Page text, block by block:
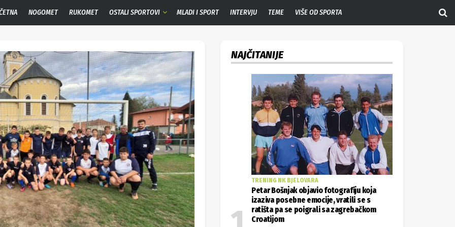
NOGOMET RUKOMET OSTALI SPORTOVI MLADI I SPORT INTERVJU TEME VIŠE OD SPORTA
NAJČITANIJE
TRENING NK BJELOVARA
Petar Bošnjak objavio fotografiju koja
izaziva posebne emocije, vratili se s
ratišta pa se poigrali sa zagrebačkom
Croatijom